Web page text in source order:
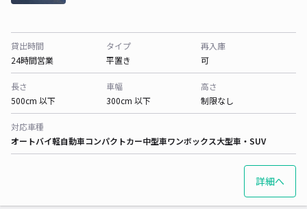
貸出時間
24時間営業
タイプ
平置き
再入庫
可
長さ
500cm 以下
車幅
300cm 以下
高さ
制限なし
対応車種
オートバイ軽自動車コンパクトカー中型車ワンボックス大型車・SUV
詳細へ